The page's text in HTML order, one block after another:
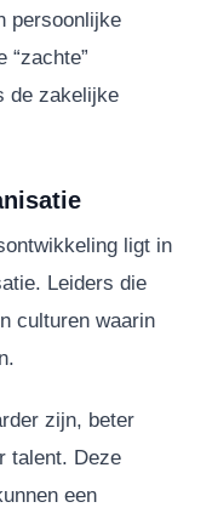
persoonlijke
“zachte”
de zakelijke
ligt in
Leiders die
culturen waarin
zijn, beter
talent. Deze
een